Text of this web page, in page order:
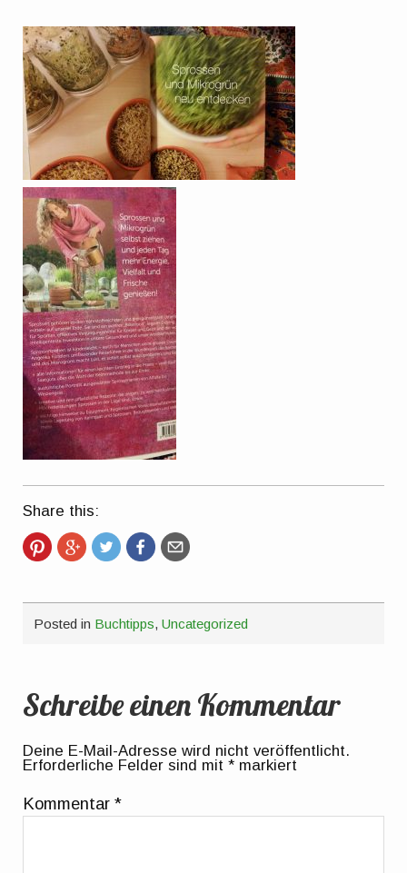
Share this:
Posted in Buchtipps,Uncategorized
Schreibe einen Kommentar
Deine E-Mail-Adresse wird nicht veröffentlicht.
Erforderliche Felder sind mit* markiert
Kommentar*